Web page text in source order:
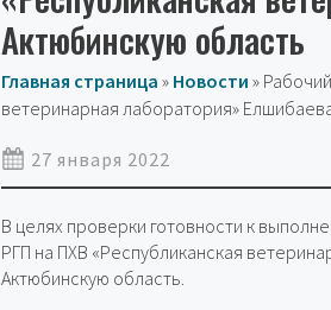
Актюбинскую область
Главная страница » Новости »
ветеринарная лаборатория»
27 января 2022
В целях проверки готовности к
РГП на ПХВ «Республиканская
Актюбинскую область.